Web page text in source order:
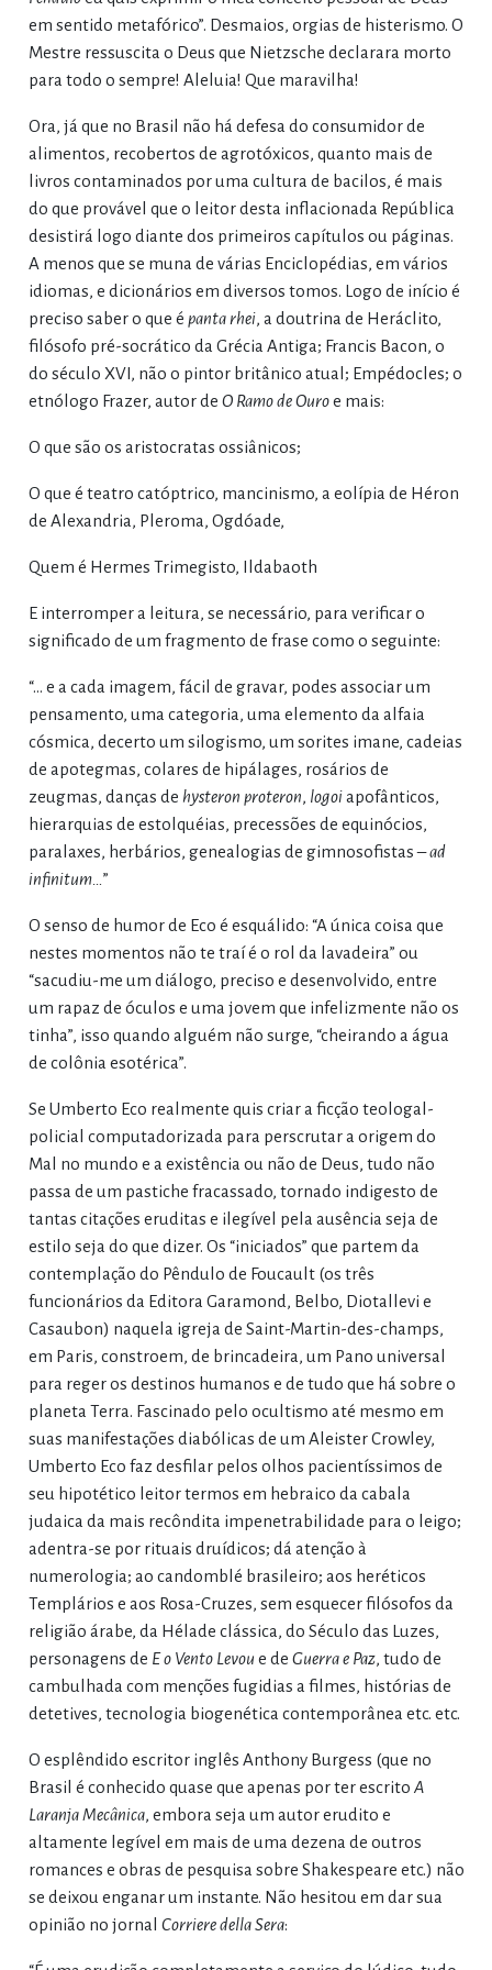
em sentido metafórico”. Desmaios, orgias de histerismo. O
Mestre ressuscita o Deus que Nietzsche declarara morto
para todo o sempre! Aleluia! Que maravilha!
Ora, já que no Brasil não há defesa do consumidor de
alimentos, recobertos de agrotóxicos, quanto mais de
livros contaminados por uma cultura de bacilos, é mais
do que provável que o leitor desta inflacionada República
desistirá logo diante dos primeiros capítulos ou páginas.
A menos que se muna de várias Enciclopédias, em vários
idiomas, e dicionários em diversos tomos. Logo de início é
preciso saber o que é panta rhei, a doutrina de Heráclito,
filósofo pré-socrático da Grécia Antiga; Francis Bacon, o
do século XVI, não o pintor britânico atual; Empédocles; o
etnólogo Frazer, autor de O Ramo de Ouroe mais:
O que são os aristocratas ossiânicos;
O que é teatro catóptrico, mancinismo, a eolípia de Héron
de Alexandria, Pleroma, Ogdóade,
Quem é Hermes Trimegisto, Ildabaoth
E interromper a leitura, se necessário, para verificar o
significado de um fragmento de frase como o seguinte:
“… e a cada imagem, fácil de gravar, podes associar um
pensamento, uma categoria, uma elemento da alfaia
cósmica, decerto um silogismo, um sorites imane, cadeias
de apotegmas, colares de hipálages, rosários de
zeugmas, danças de hysteron proteron, logoiapofânticos,
hierarquias de estolquéias, precessões de equinócios,
paralaxes, herbários, genealogias de gimnosofistas –ad
infinitum…”
O senso de humor de Eco é esquálido: “A única coisa que
nestes momentos não te traí é o rol da lavadeira” ou
“sacudiu-me um diálogo, preciso e desenvolvido, entre
um rapaz de óculos e uma jovem que infelizmente não os
tinha”, isso quando alguém não surge, “cheirando a água
de colônia esotérica”.
Se Umberto Eco realmente quis criar a ficção teologal-
policial computadorizada para perscrutar a origem do
Mal no mundo e a existência ou não de Deus, tudo não
passa de um pastiche fracassado, tornado indigesto de
tantas citações eruditas e ilegível pela ausência seja de
estilo seja do que dizer. Os “iniciados” que partem da
contemplação do Pêndulo de Foucault (os três
funcionários da Editora Garamond, Belbo, Diotallevi e
Casaubon) naquela igreja de Saint-Martin-des-champs,
em Paris, constroem, de brincadeira, um Pano universal
para reger os destinos humanos e de tudo que há sobre o
planeta Terra. Fascinado pelo ocultismo até mesmo em
suas manifestações diabólicas de um Aleister Crowley,
Umberto Eco faz desfilar pelos olhos pacientíssimos de
seu hipotético leitor termos em hebraico da cabala
judaica da mais recôndita impenetrabilidade para o leigo;
adentra-se por rituais druídicos; dá atenção à
numerologia; ao candomblé brasileiro; aos heréticos
Templários e aos Rosa-Cruzes, sem esquecer filósofos da
religião árabe, da Hélade clássica, do Século das Luzes,
personagens de E o Vento Levou e de Guerra e Paz, tudo de
cambulhada com menções fugidias a filmes, histórias de
detetives, tecnologia biogenética contemporânea etc. etc.
O esplêndido escritor inglês Anthony Burgess (que no
Brasil é conhecido quase que apenas por ter escrito A
Laranja Mecânica, embora seja um autor erudito e
altamente legível em mais de uma dezena de outros
romances e obras de pesquisa sobre Shakespeare etc.) não
se deixou enganar um instante. Não hesitou em dar sua
opinião no jornal Corriere della Sera: